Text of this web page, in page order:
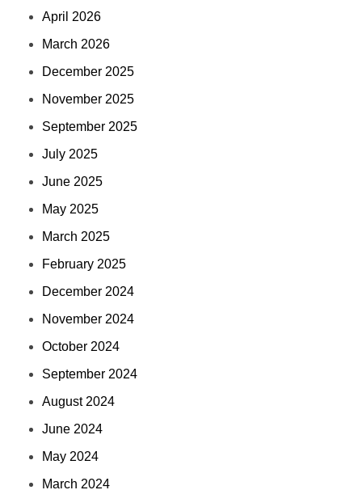
April 2026
March 2026
December 2025
November 2025
September 2025
July 2025
June 2025
May 2025
March 2025
February 2025
December 2024
November 2024
October 2024
September 2024
August 2024
June 2024
May 2024
March 2024